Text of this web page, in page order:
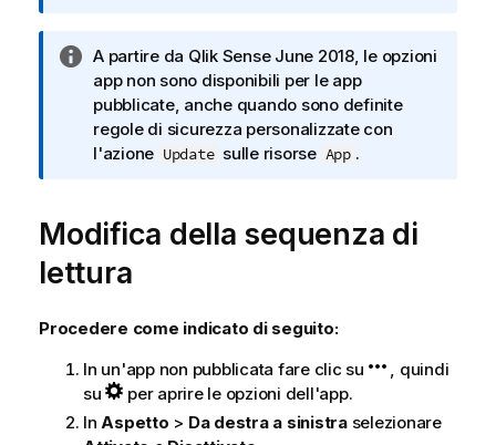
i
n
f
o
r
t
c
N
o
t
a
i
o
r
m
t
c
a
A partire da Qlik SenseJune 2018, le opzioni
app non sono disponibili per le app
pubblicate, anche quando sono definite
regole di sicurezza personalizzate con
l'azione Update sulle risorse App .
Modifica della sequenza di
lettura
Procedere come indicato di seguito:
In un'app non pubblicata fare clic su
, quindi
su
per aprire le opzioni dell'app.
InAspetto > Da destra a sinistraselezionare